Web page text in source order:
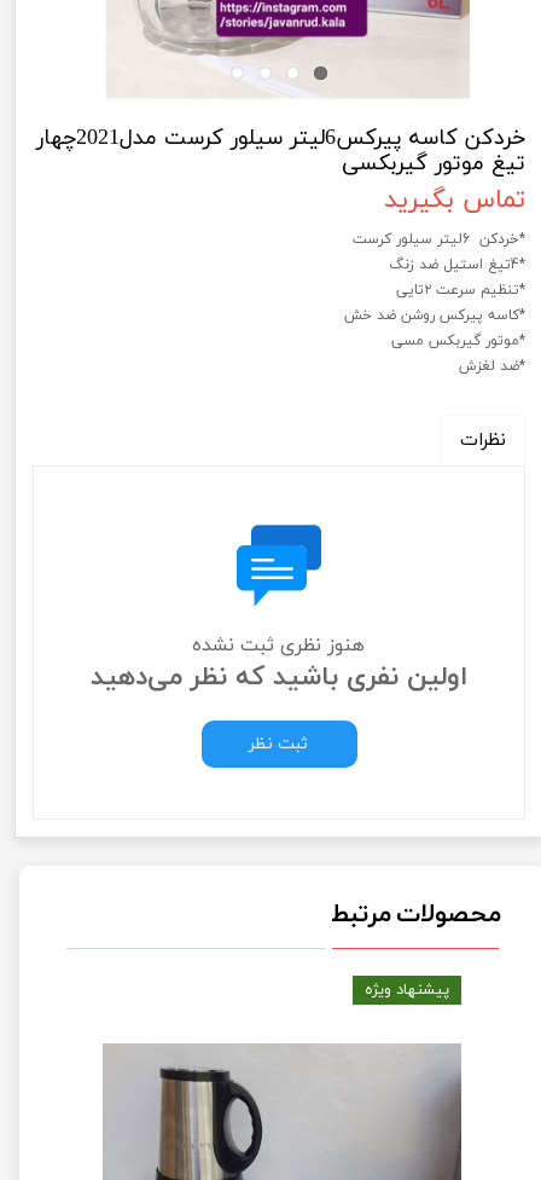
خردکن کاسه پیرکس6لیتر سیلور کرست مدل2021چهار
تیغ موتور گیربکسی
تماس بگیرید
*خردکن 6لیتر سیلور کرست
*4تیغ استیل ضد زنگ
*تنظیم سرعت ۲تایی
*کاسه پیرکس روشن ضد خش
*موتور گیربکس مسی
*ضد لغزش
نظرات
هنوز نظری ثبت نشده
اولین نفری باشید که نظر می‌دهید
ثبت نظر
محصولات مرتبط
پیشنهاد ویژه